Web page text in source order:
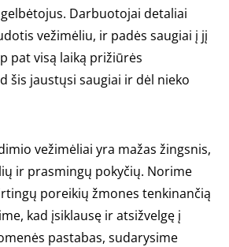
Darbuotojai detaliai
vežimėliu, ir padės saugiai į jį
pat visą laiką prižiūrės
šis jaustųsi saugiai ir dėl nieko
vežimėliai yra mažas žingsnis,
ir prasmingų pokyčių. Norime
poreikių žmones tenkinančią
kad įsiklausę ir atsižvelgę į
pastabas, sudarysime